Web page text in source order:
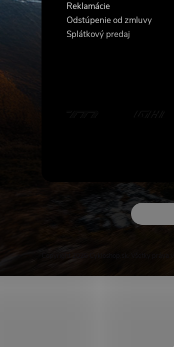
Reklamácie
Odstúpenie od zmluvy
Splátkový predaj